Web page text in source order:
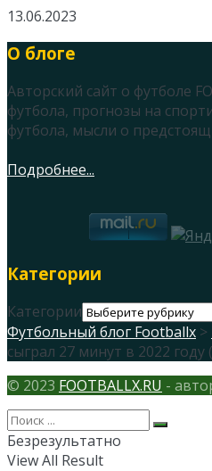
13.06.2023
О блоге
Авторский сайт о футболе
футбола, прогнозы на
футбола, мысли о
Подробнее...
Категории
Категории
Футбольный блог Footballx >
сыграл 27 минут в 2022 году
© 2023 FOOTBALLX.RU -
Безрезультатно
View All Result